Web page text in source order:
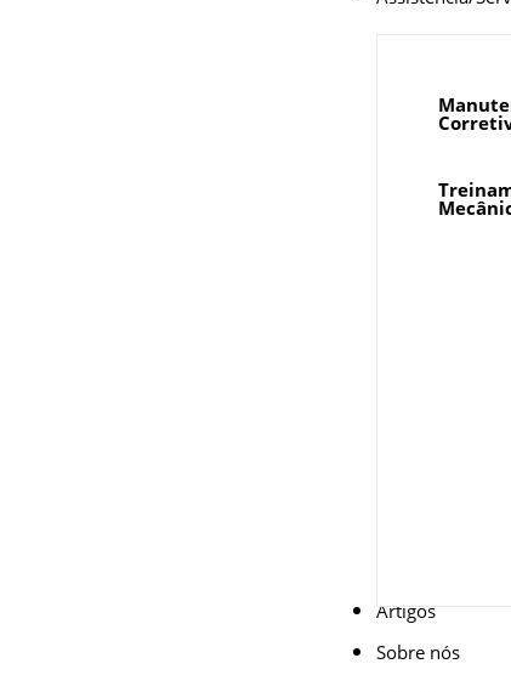
Artigos
Sobre nós